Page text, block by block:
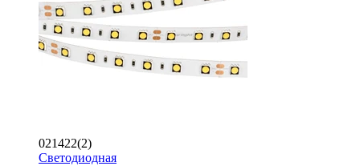
021422(2)
Светодиодная